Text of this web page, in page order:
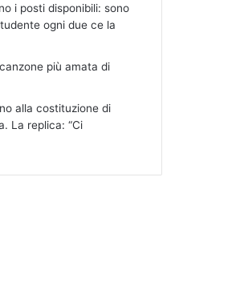
i posti disponibili: sono
ogni due ce la
più amata di
alla costituzione di
La replica: “Ci